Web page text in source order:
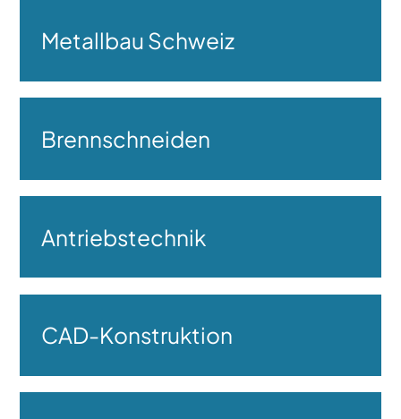
Metallbau Schweiz
Brennschneiden
Antriebstechnik
CAD-Konstruktion